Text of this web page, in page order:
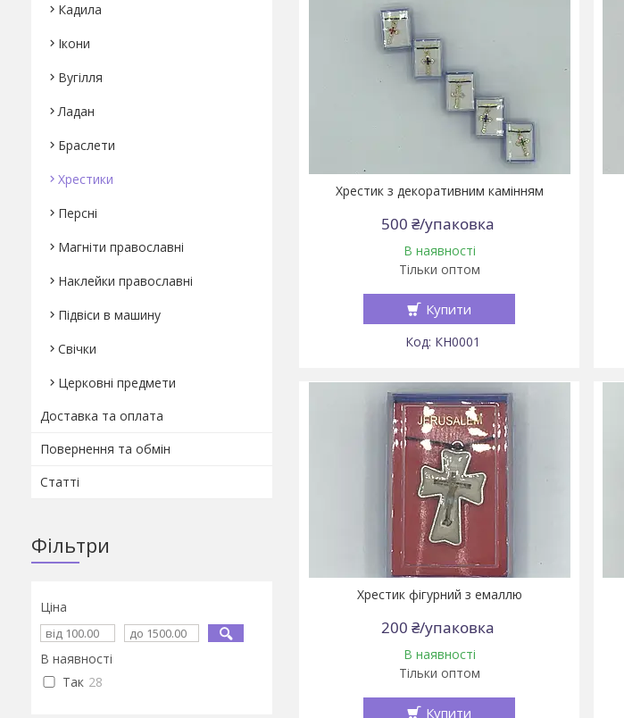
Хрестик з декоративним камінням
500 ₴/упаковка
В наявності
Тільки оптом
Купити
КН0001
Хрестик фігурний з емаллю
200 ₴/упаковка
В наявності
Тільки оптом
Купити
Кадила
Ікони
Вугілля
Ладан
Браслети
Хрестики
Персні
Магніти православні
Наклейки православні
Підвіси в машину
Свічки
Церковні предмети
Доставка та оплата
Повернення та обмін
Статті
Фільтри
Ціна
В наявності
Так 28